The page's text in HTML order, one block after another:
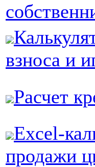
взноса и
Расчет
Excel-
продажи